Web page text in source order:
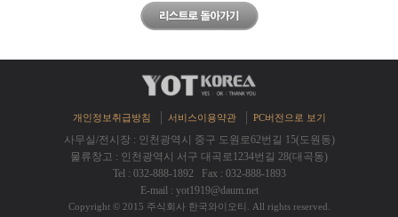
개인정보취급방침 서비스이용약관 PC버전으로보기
사무실/전시장:인천광역시중구도원로62번길15(도원동)
물류창고:인천광역시서구대곡로1234번길28(대곡동)
Tel:032-888-1892Fax:032-888-1893
E-mail:yot1919@daum.net
Copyright©2015주식회사한국와이오티.Allrightsreserved.